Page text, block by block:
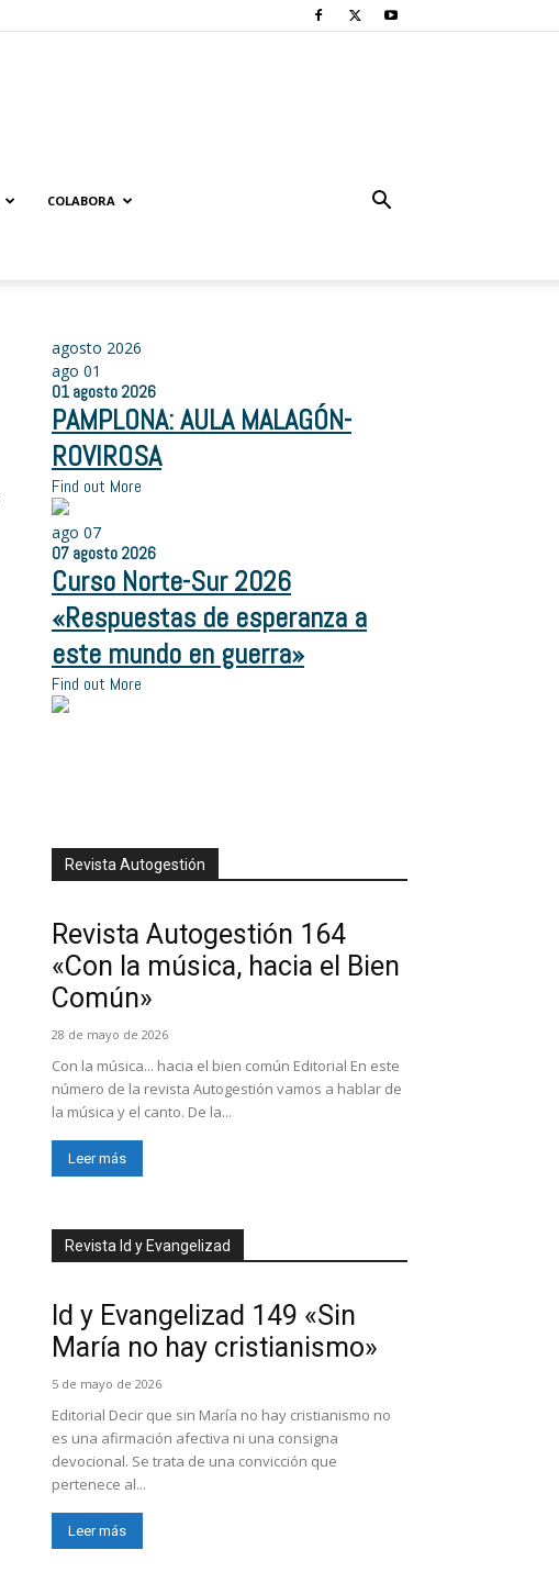
COLABORA
agosto 2026
ago 01
01 agosto 2026
PAMPLONA: AULA MALAGÓN-
ROVIROSA
Find out More
ago 07
07 agosto 2026
Curso Norte-Sur 2026
«Respuestas de esperanza a
este mundo en guerra»
Find out More
Revista Autogestión
Revista Autogestión 164
«Con la música, hacia el Bien
Común»
28 de mayo de 2026
Con la música... hacia el bien común Editorial En este
número de la revista Autogestión vamos a hablar de
la música y el canto. De la...
Leer más
Revista Id y Evangelizad
Id y Evangelizad 149 «Sin
María no hay cristianismo»
5 de mayo de 2026
Editorial Decir que sin María no hay cristianismo no
es una afirmación afectiva ni una consigna
devocional. Se trata de una convicción que
pertenece al...
Leer más